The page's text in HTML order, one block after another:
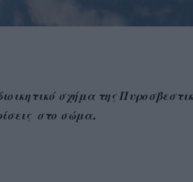
σχήμα της
στο σώμα.